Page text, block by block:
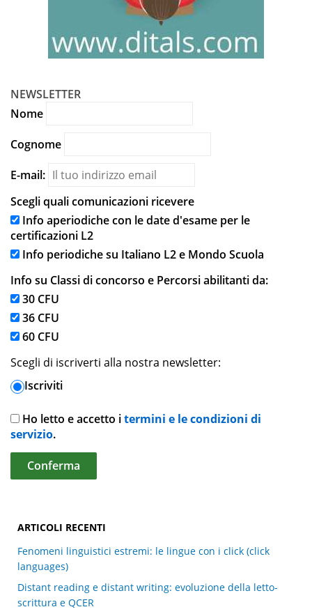
NEWSLETTER
Nome
Cognome
E-mail:
Scegli quali comunicazioni ricevere
Info aperiodiche con le date d'esame per le
certificazioni L2
Info periodiche su Italiano L2 e Mondo Scuola
Info su Classi di concorso e Percorsi abilitanti da:
30 CFU
36 CFU
60 CFU
Scegli di iscriverti alla nostra newsletter:
Iscriviti
Ho letto e accetto itermini e le condizioni di
servizio.
ARTICOLI RECENTI
Fenomeni linguistici estremi: le lingue con i click (click
languages)
Distant reading e distant writing: evoluzione della letto-
scrittura e QCER